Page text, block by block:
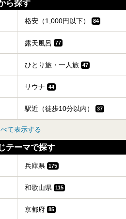
ら探す
格安（1,000円以下） 84
露天風呂 77
ひとり旅・一人旅 47
サウナ 44
駅近（徒歩10分以内） 37
て表示する
テーマで探す
兵庫県 175
和歌山県 115
京都府 85